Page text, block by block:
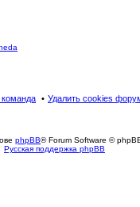
Удалить cookies
phpBB® Forum Software ©
Русская поддержка phpBB